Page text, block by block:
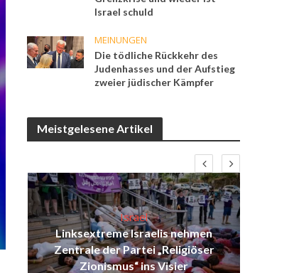
Israel schuld
MEINUNGEN
Die tödliche Rückkehr des
Judenhasses und der Aufstieg
zweier jüdischer Kämpfer
Meistgelesene Artikel
Israel
Linksextreme Israelis nehmen
Zentrale der Partei „Religiöser
Zionismus“ ins Visier